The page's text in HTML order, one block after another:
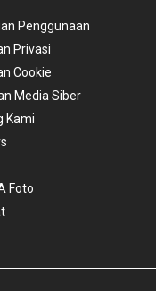
Penggunaan
Privasi
Cookie
Media Siber
Kami
Foto